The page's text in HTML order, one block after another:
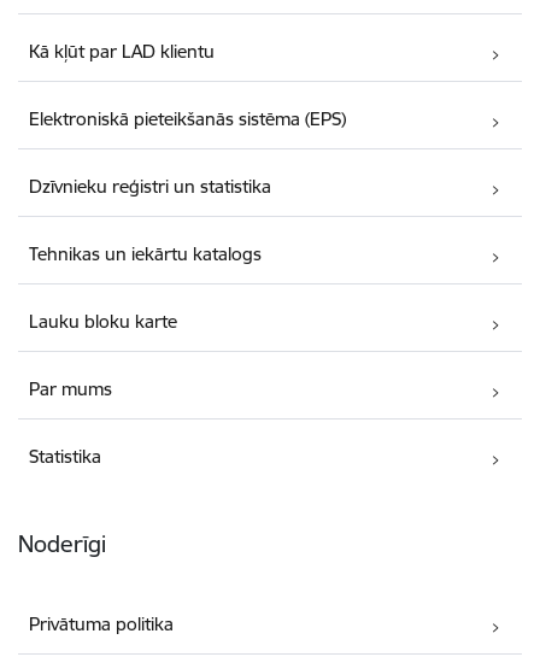
Kā kļūt par LAD klientu
Elektroniskā pieteikšanās sistēma (EPS)
Dzīvnieku reģistri un statistika
Tehnikas un iekārtu katalogs
Lauku bloku karte
Par mums
Statistika
Noderīgi
Privātuma politika